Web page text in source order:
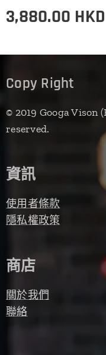
3,880.00 HKD
Copy Right
© 2019 Googa
reserved.
資訊
使用者條款
隱私權政策
商店
關於我們
聯絡